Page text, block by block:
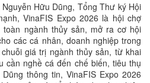
Hữu Dũng, Tổng Thư ký Hội
VinaFIS Expo 2026 là hội chợ
ngành thủy sản, mở ra cơ hội
các cá nhân, doanh nghiệp trong
giá trị ngành thủy sản, từ khai
cần nghề cá đến chế biến, tiêu thụ
thông tin, VinaFIS Expo 2026